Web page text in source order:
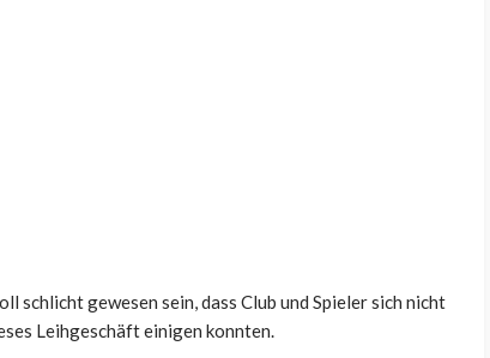
schlicht gewesen sein, dass Club und Spieler sich nicht
Leihgeschäft einigen konnten.